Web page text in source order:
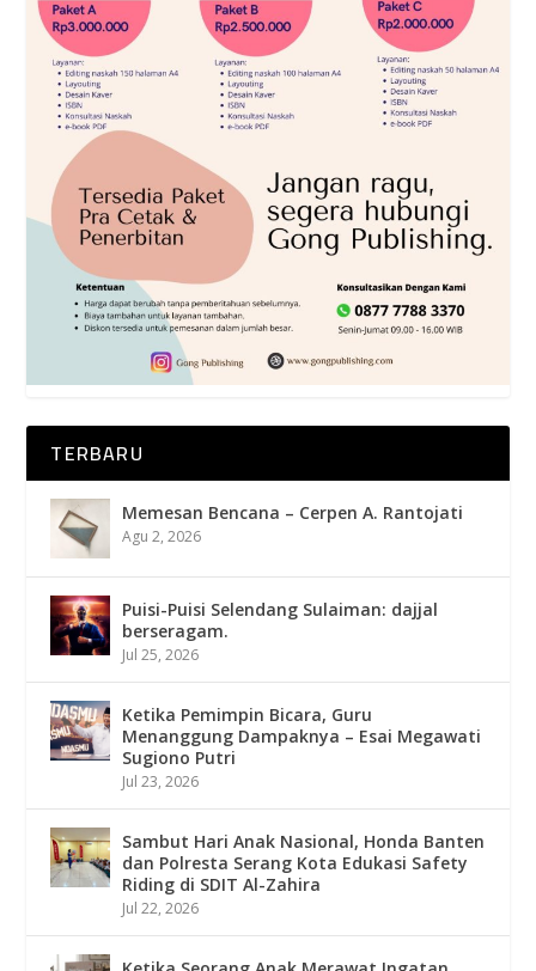
TERBARU
Memesan Bencana – Cerpen A. Rantojati
Agu 2, 2026
Puisi-Puisi Selendang Sulaiman: dajjal
berseragam.
Jul 25, 2026
Ketika Pemimpin Bicara, Guru
Menanggung Dampaknya – Esai Megawati
Sugiono Putri
Jul 23, 2026
Sambut Hari Anak Nasional, Honda Banten
dan Polresta Serang Kota Edukasi Safety
Riding di SDIT Al-Zahira
Jul 22, 2026